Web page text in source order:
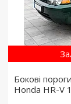
Бокові
Honda HR-V